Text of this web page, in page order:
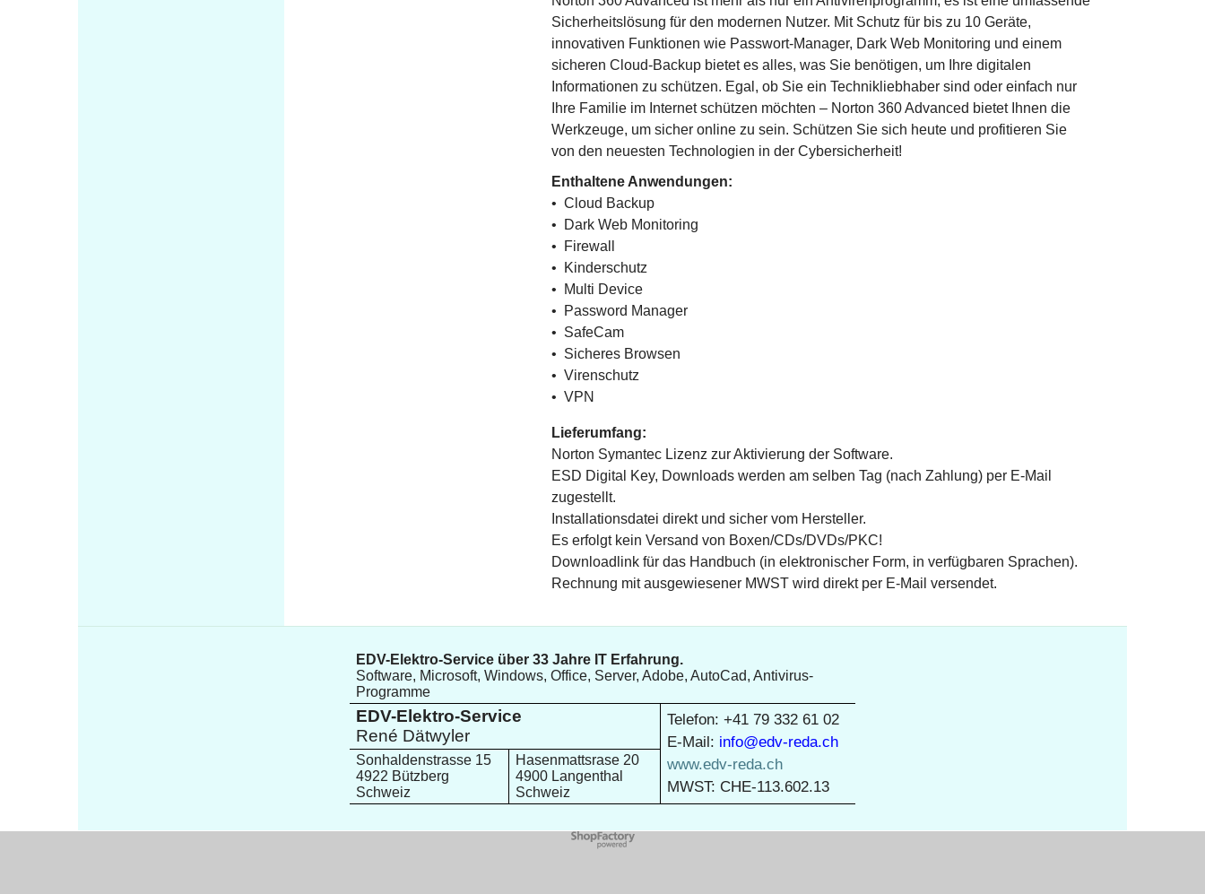
Sicherheitslösung für den modernen Nutzer. Mit Schutz für bis zu 10 Geräte,
innovativen Funktionen wie Passwort-Manager, Dark Web Monitoring und einem
sicheren Cloud-Backup bietet es alles, was Sie benötigen, um Ihre digitalen
Informationen zu schützen. Egal, ob Sie ein Technikliebhaber sind oder einfach nur
Ihre Familie im Internet schützen möchten – Norton 360 Advanced bietet Ihnen die
Werkzeuge, um sicher online zu sein. Schützen Sie sich heute und profitieren Sie
von den neuesten Technologien in der Cybersicherheit!
Enthaltene Anwendungen:
• Cloud Backup
• Dark Web Monitoring
• Firewall
• Kinderschutz
• Multi Device
• Password Manager
• SafeCam
• Sicheres Browsen
• Virenschutz
• VPN
Lieferumfang:
Norton Symantec Lizenz zur Aktivierung der Software.
ESD Digital Key, Downloads werden am selben Tag (nach Zahlung) per E-Mail
zugestellt.
Installationsdatei direkt und sicher vom Hersteller.
Es erfolgt kein Versand von Boxen/CDs/DVDs/PKC!
Downloadlink für das Handbuch (in elektronischer Form, in verfügbaren Sprachen).
Rechnung mit ausgewiesener MWST wird direkt per E-Mail versendet.
EDV-Elektro-Service über 33 Jahre IT Erfahrung.
Software, Microsoft, Windows, Office, Server, Adobe, AutoCad, Antivirus-
Programme
EDV-Elektro-Service
René Dätwyler
Telefon: +41 79 332 61 02
E-Mail: info@edv-reda.ch
www.edv-reda.ch
MWST: CHE-113.602.13
Sonhaldenstrasse 15
4922 Bützberg
Schweiz
Hasenmattsrase 20
4900 Langenthal
Schweiz
WebShop erstellt mit
ShopFactory Shop